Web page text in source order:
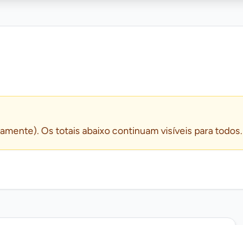
Os totais abaixo continuam visíveis para todos.